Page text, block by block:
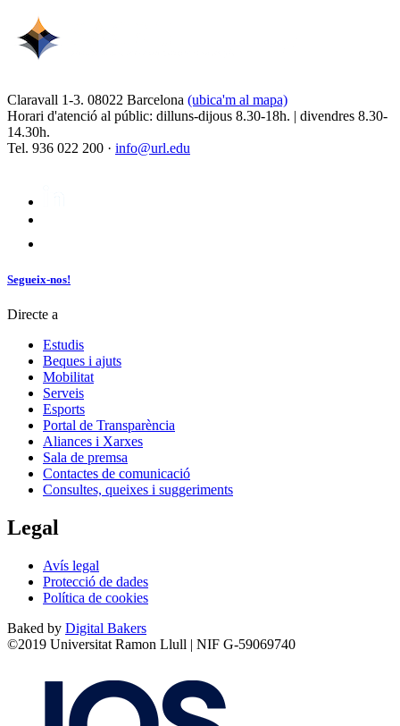
Claravall 1-3. 08022 Barcelona (ubica'm al mapa)
Horari d'atenció al públic: dilluns-dijous 8.30-18h. | divendres 8.30-
14.30h.
Tel. 936 022 200 · info@url.edu
Segueix-nos!
Directe a
Estudis
Beques i ajuts
Mobilitat
Serveis
Esports
Portal de Transparència
Aliances i Xarxes
Sala de premsa
Contactes de comunicació
Consultes, queixes i suggeriments
Legal
Avís legal
Protecció de dades
Política de cookies
Baked by Digital Bakers
©2019 Universitat Ramon Llull | NIF G-59069740